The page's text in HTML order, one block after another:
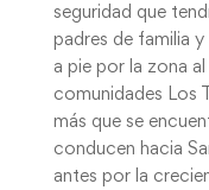
seguridad que
padres de familia
a pie por la zona
comunidades Los
más que se
conducen hacia
antes por la